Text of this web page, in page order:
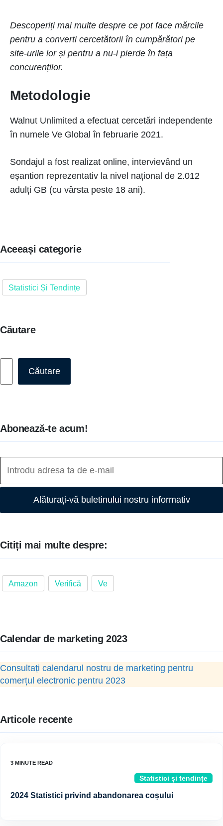
​​Descoperiți mai multe despre ce pot face mărcile
pentru a converti cercetătorii în cumpărători pe
site-urile lor și pentru a nu-i pierde în fața
concurenților.
Metodologie
Walnut Unlimited a efectuat cercetări independente
în numele Ve Global în februarie 2021.
Sondajul a fost realizat online, intervievând un
eșantion reprezentativ la nivel național de 2.012
adulți GB (cu vârsta peste 18 ani).
Aceeași categorie
Statistici Și Tendințe
Căutare
Căutare
Abonează-te acum!
Alăturați-vă buletinului nostru informativ
Citiți mai multe despre:
Amazon Verifică Ve
Calendar de marketing 2023
Consultați calendarul nostru de marketing pentru
comerțul electronic pentru 2023
Articole recente
Statistici și tendințe
2024 Statistici privind abandonarea coșului